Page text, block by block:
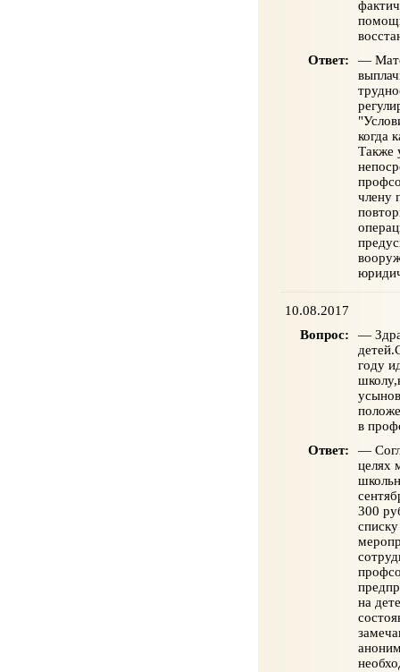
Ответ:
—
когда
Также
члену
10.08.2017
Вопрос:
—
году
в
Ответ:
—
целях
300
на